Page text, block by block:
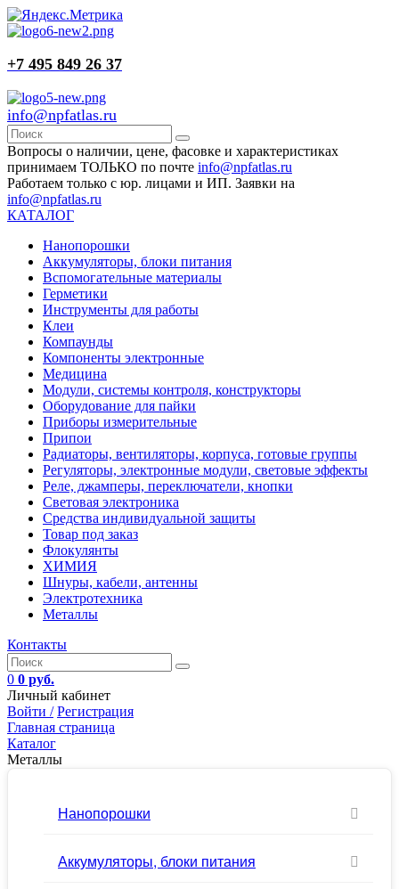
+7 495 849 26 37
info@npfatlas.ru
Вопросы о наличии, цене, фасовке и характеристиках
принимаем ТОЛЬКО по почте info@npfatlas.ru
Работаем только с юр. лицами и ИП. Заявки на
info@npfatlas.ru
КАТАЛОГ
Нанопорошки
Аккумуляторы, блоки питания
Вспомогательные материалы
Герметики
Инструменты для работы
Клеи
Компаунды
Компоненты электронные
Медицина
Модули, системы контроля, конструкторы
Оборудование для пайки
Приборы измерительные
Припои
Радиаторы, вентиляторы, корпуса, готовые группы
Регуляторы, электронные модули, световые эффекты
Реле, джамперы, переключатели, кнопки
Световая электроника
Средства индивидуальной защиты
Товар под заказ
Флокулянты
ХИМИЯ
Шнуры, кабели, антенны
Электротехника
Металлы
Контакты
0 0 руб.
Личный кабинет
Войти / Регистрация
Главная страница
Каталог
Металлы
Нанопорошки
Аккумуляторы, блоки питания